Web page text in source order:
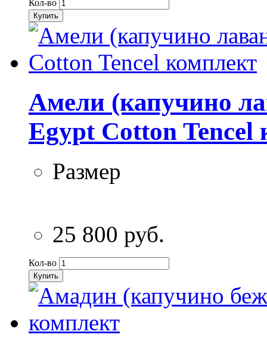
Кол-во
Купить
Амели (капучино
Egypt Cotton Tencel
Размер
25 800 руб.
Кол-во
Купить